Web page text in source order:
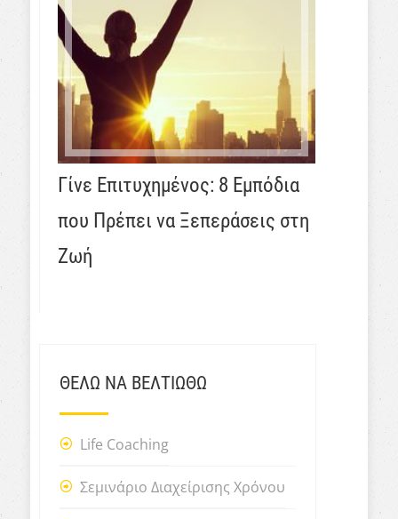
Γίνε Επιτυχημένος: 8 Εμπόδια
που Πρέπει να Ξεπεράσεις στη
Ζωή
ΘΕΛΩ ΝΑ ΒΕΛΤΙΩΘΩ
Life Coaching
Σεμινάριο Διαχείρισης Χρόνου